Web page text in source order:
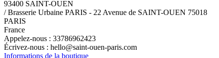
93400 SAINT-OUEN
/ Brasserie Urbaine PARIS - 22 Avenue de SAINT-OUEN 75018
PARIS
France
Appelez-nous : 33786962423
Écrivez-nous : hello@saint-ouen-paris.com
Informations de la boutique